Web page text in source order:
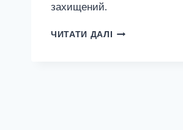
захищений.
ЧИТАТИ ДАЛІ ЗАХИЩЕНО: